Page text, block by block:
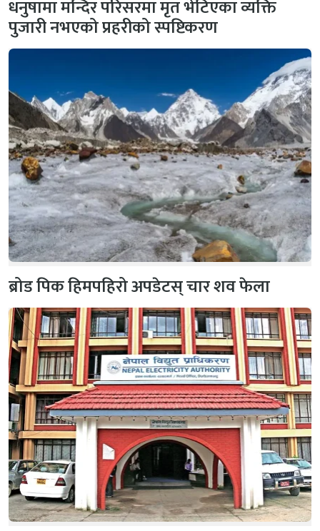
धनुषामा मन्दिर परिसरमा मृत भेटिएका व्यक्ति
पुजारी नभएको प्रहरीको स्पष्टिकरण
ब्रोड पिक हिमपहिरो अपडेटस् चार शव फेला